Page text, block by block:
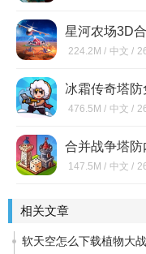
星河农场3D
224.2M / 中文 /
冰霜传奇塔
476.5M / 中文 /
合并战争塔
147.5M / 中文 /
相关文章
软天空怎么下载植物大